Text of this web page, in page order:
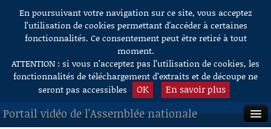
Aller au contenu
En poursuivant votre navigation sur ce site, vous acceptez
l’utilisation de cookies permettant d'accéder à certaines
fonctionnalités. Ce consentement peut être retiré à tout
moment.
ATTENTION : si vous n’acceptez pas l’utilisation de cookies, les
fonctionnalités de téléchargement d’extraits et de découpe ne
seront pas accessibles
OK En savoir plus
Portail vidéo de l'Assemblée nationale